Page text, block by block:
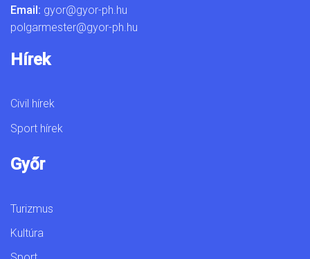
Email: gyor@gyor-ph.hu
polgarmester@gyor-ph.hu
Hírek
Civil hírek
Sport hírek
Győr
Turizmus
Kultúra